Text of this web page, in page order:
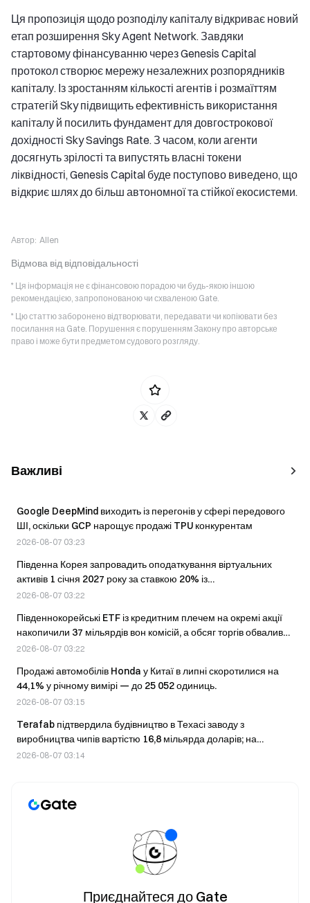
Ця пропозиція щодо розподілу капіталу відкриває новий
етап розширення Sky Agent Network. Завдяки
стартовому фінансуванню через Genesis Capital
протокол створює мережу незалежних розпорядників
капіталу. Із зростанням кількості агентів і розмаїттям
стратегій Sky підвищить ефективність використання
капіталу й посилить фундамент для довгострокової
дохідності Sky Savings Rate. З часом, коли агенти
досягнуть зрілості та випустять власні токени
ліквідності, Genesis Capital буде поступово виведено, що
відкриє шлях до більш автономної та стійкої екосистеми.
Автор: Allen
Відмова від відповідальності
* Ця інформація не є фінансовою порадою чи будь-якою іншою
рекомендацією, запропонованою чи схваленою Gate.
* Цю статтю заборонено відтворювати, передавати чи копіювати без
посилання на Gate. Порушення є порушенням Закону про авторське
право і може бути предметом судового розгляду.
Важливі
Google DeepMind виходить із перегонів у сфері передового
ШІ, оскільки GCP нарощує продажі TPU конкурентам
2026-08-07 03:23
Південна Корея запровадить оподаткування віртуальних
активів 1 січня 2027 року за ставкою 20% із
неоподатковуваним мінімумом у 2,5 млн вон.
2026-08-07 03:22
Південнокорейські ETF із кредитним плечем на окремі акції
накопичили 37 мільярдів вон комісій, а обсяг торгів обвалився
на 90% після посилення регулювання
2026-08-07 03:22
Продажі автомобілів Honda у Китаї в липні скоротилися на
44,1% у річному вимірі — до 25 052 одиниць.
2026-08-07 03:15
Terafab підтвердила будівництво в Техасі заводу з
виробництва чипів вартістю 16,8 мільярда доларів; на
першому етапі буде створено 3 000 робочих місць
2026-08-07 03:14
Приєднайтеся до Gate